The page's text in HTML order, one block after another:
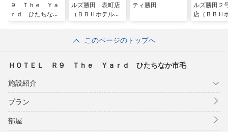
９ Ｔｈｅ Ｙａ
ｒｄ ひたちなか
ルズ勝田 表町店
（ＢＢＨホテルグ
ティ勝田
ルズ勝田２
店（ＢＢＨ
このページのトップへ
ＨＯＴＥＬ Ｒ９ Ｔｈｅ Ｙａｒｄ ひたちなか市毛
施設紹介
プラン
部屋